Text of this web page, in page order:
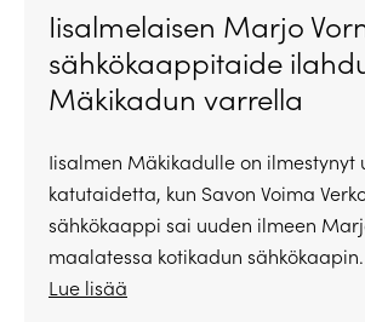
Iisalmelaisen Marjo
sähkökaappitaide
Mäkikadun varrella
Iisalmen Mäkikadulle on ilmestynyt
katutaidetta, kun Savon Voima
sähkökaappi sai uuden ilmeen
maalatessa kotikadun sähkökaapin.
Lue lisää